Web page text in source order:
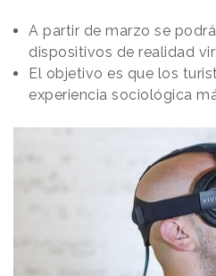
A partir de marzo se
dispositivos de realidad
El objetivo es que los
experiencia sociológica